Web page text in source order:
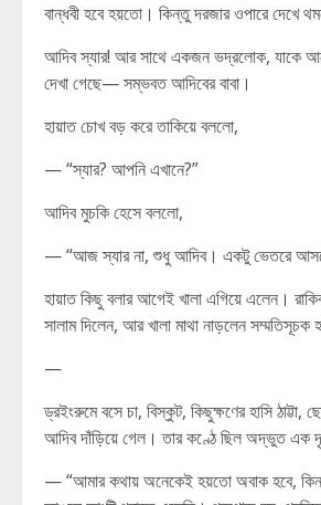
বান্ধবী হবে হয়তো। কিন্তু দরজার ওপারে দেখে
আদিব স্যার! আর সাথে একজন ভদ্রলোক, যাকে
দেখা গেছে— সম্ভবত আদিবের বাবা।
হায়াত চোখ বড় করে তাকিয়ে বললো,
— “স্যার? আপনি এখানে?”
আদিব মুচকি হেসে বললো,
— “আজ স্যার না, শুধু আদিব। একটু ভেতরে
হায়াত কিছু বলার আগেই খালা এগিয়ে এলেন।
সালাম দিলেন, আর খালা মাথা নাড়লেন সম্মতিসূচক
—
ড্রইংরুমে বসে চা, বিস্কুট, কিছুক্ষণের হাসি ঠাট্টা,
আদিব দাঁড়িয়ে গেল। তার কণ্ঠে ছিল অদ্ভুত এক
— “আমার কথায় অনেকেই হয়তো অবাক হবে,